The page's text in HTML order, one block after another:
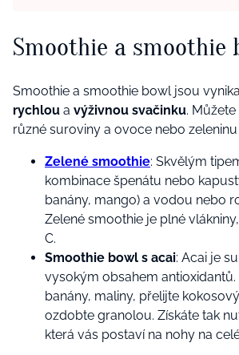
Smoothie a smoothie
Smoothie a smoothie bowl jsou
rychlou a výživnou svačinku.
různé suroviny a ovoce nebo
Zelené smoothie: Skvělým
kombinace špenátu nebo
banány, mango) a vodou nebo
Zelené smoothie je plné
C.
Smoothie bowl s acai: Acai je
vysokým obsahem antioxidantů.
banány, maliny, přelijte
ozdobte granolou. Získáte tak
která vás postaví na nohy na